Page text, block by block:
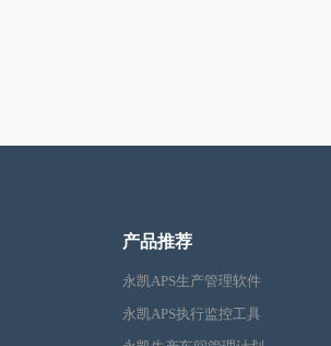
产品推荐
永凯APS生产管理软件
永凯APS执行监控工具